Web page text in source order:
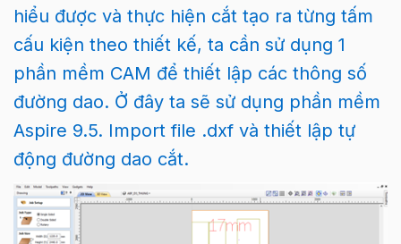
hiểu được và thực hiện cắt tạo ra từng tấm
cấu kiện theo thiết kế, ta cần sử dụng 1
phần mềm CAM để thiết lập các thông số
đường dao. Ở đây ta sẽ sử dụng phần mềm
Aspire 9.5. Import file .dxf và thiết lập tự
động đường dao cắt.